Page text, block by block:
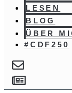
LESEN
BLOG
ÜBER
#CDF250